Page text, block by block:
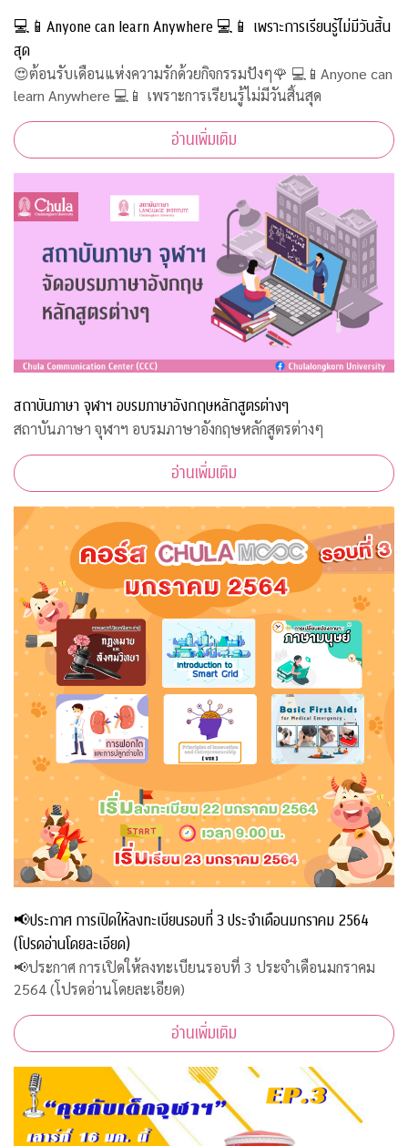
💻📱Anyone can learn Anywhere 💻📱 เพราะการเรียนรู้ไม่มีวันสิ้น
สุด
😍ต้อนรับเดือนแห่งความรักด้วยกิจกรรมปังๆ🌹 💻📱Anyone can
learn Anywhere 💻📱 เพราะการเรียนรู้ไม่มีวันสิ้นสุด
อ่านเพิ่มเติม
สถาบันภาษา จุฬาฯ อบรมภาษาอังกฤษหลักสูตรต่างๆ
สถาบันภาษา จุฬาฯ อบรมภาษาอังกฤษหลักสูตรต่างๆ
อ่านเพิ่มเติม
📢ประกาศ การเปิดให้ลงทะเบียนรอบที่ 3 ประจำเดือนมกราคม 2564
(โปรดอ่านโดยละเอียด)
📢ประกาศ การเปิดให้ลงทะเบียนรอบที่ 3 ประจำเดือนมกราคม
2564 (โปรดอ่านโดยละเอียด)
อ่านเพิ่มเติม